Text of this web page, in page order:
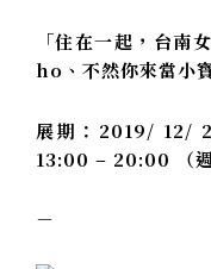
「住在一起，
ho、不然你來當小
展期：2019/ 12/
13:00 – 20:00 （週
－